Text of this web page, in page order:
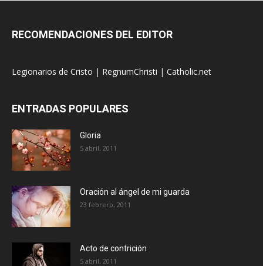
RECOMENDACIONES DEL EDITOR
Legionarios de Cristo | RegnumChristi | Catholic.net
ENTRADAS POPULARES
Gloria
5 abril, 2011
Oración al ángel de mi guarda
23 febrero, 2011
Acto de contrición
5 abril, 2011